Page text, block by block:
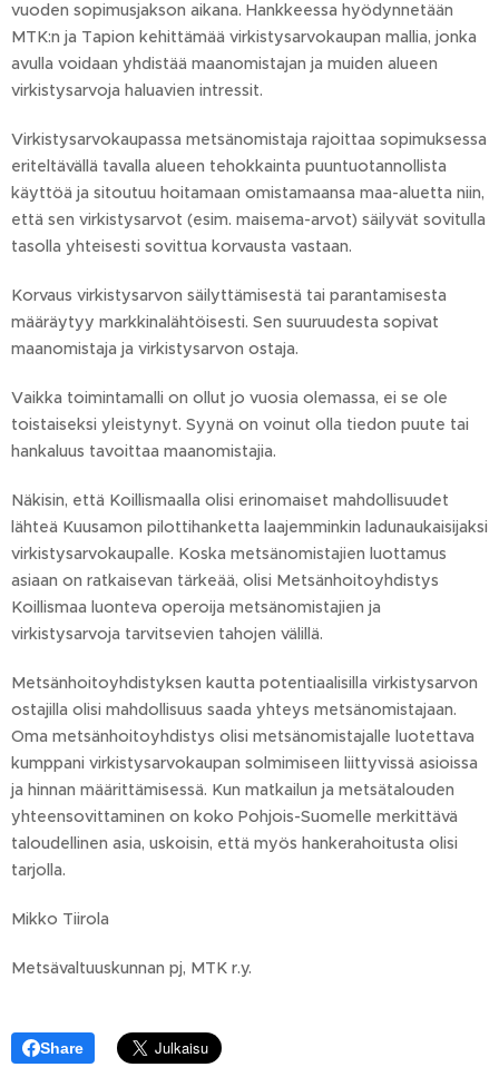
vuoden sopimusjakson aikana. Hankkeessa hyödynnetään
MTK:n ja Tapion kehittämää virkistysarvokaupan mallia, jonka
avulla voidaan yhdistää maanomistajan ja muiden alueen
virkistysarvoja haluavien intressit.
Virkistysarvokaupassa metsänomistaja rajoittaa sopimuksessa
eriteltävällä tavalla alueen tehokkainta puuntuotannollista
käyttöä ja sitoutuu hoitamaan omistamaansa maa-aluetta niin,
että sen virkistysarvot (esim. maisema-arvot) säilyvät sovitulla
tasolla yhteisesti sovittua korvausta vastaan.
Korvaus virkistysarvon säilyttämisestä tai parantamisesta
määräytyy markkinalähtöisesti. Sen suuruudesta sopivat
maanomistaja ja virkistysarvon ostaja.
Vaikka toimintamalli on ollut jo vuosia olemassa, ei se ole
toistaiseksi yleistynyt. Syynä on voinut olla tiedon puute tai
hankaluus tavoittaa maanomistajia.
Näkisin, että Koillismaalla olisi erinomaiset mahdollisuudet
lähteä Kuusamon pilottihanketta laajemminkin ladunaukaisijaksi
virkistysarvokaupalle. Koska metsänomistajien luottamus
asiaan on ratkaisevan tärkeää, olisi Metsänhoitoyhdistys
Koillismaa luonteva operoija metsänomistajien ja
virkistysarvoja tarvitsevien tahojen välillä.
Metsänhoitoyhdistyksen kautta potentiaalisilla virkistysarvon
ostajilla olisi mahdollisuus saada yhteys metsänomistajaan.
Oma metsänhoitoyhdistys olisi metsänomistajalle luotettava
kumppani virkistysarvokaupan solmimiseen liittyvissä asioissa
ja hinnan määrittämisessä. Kun matkailun ja metsätalouden
yhteensovittaminen on koko Pohjois-Suomelle merkittävä
taloudellinen asia, uskoisin, että myös hankerahoitusta olisi
tarjolla.
Mikko Tiirola
Metsävaltuuskunnan pj, MTK r.y.
Share